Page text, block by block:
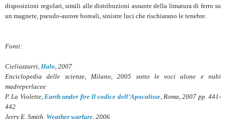
disposizioni regolari, simili alle distribuzioni assunte della limatura di ferro su
un magnete, pseudo-aurore boreali, sinistre luci che rischiarano le tenebre.
Fonti:
Cieliazzurri, Halo , 2007
Enciclopedia delle scienze, Milano, 2005 sotto le voci alone e nubi
madreperlacee
P. La Violette, Earth under fire Il codice dell’Apocalisse, Roma, 2007 pp. 441-
442
Jerry E. Smith, Weather warfare , 2006